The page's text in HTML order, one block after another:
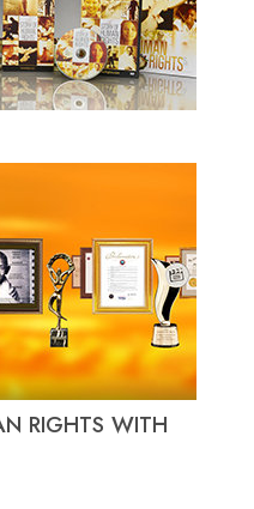
RIGHTS WITH